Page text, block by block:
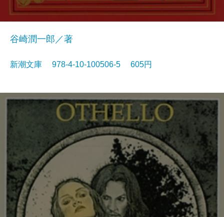
谷崎潤一郎／著
新潮文庫 978-4-10-100506-5 605円